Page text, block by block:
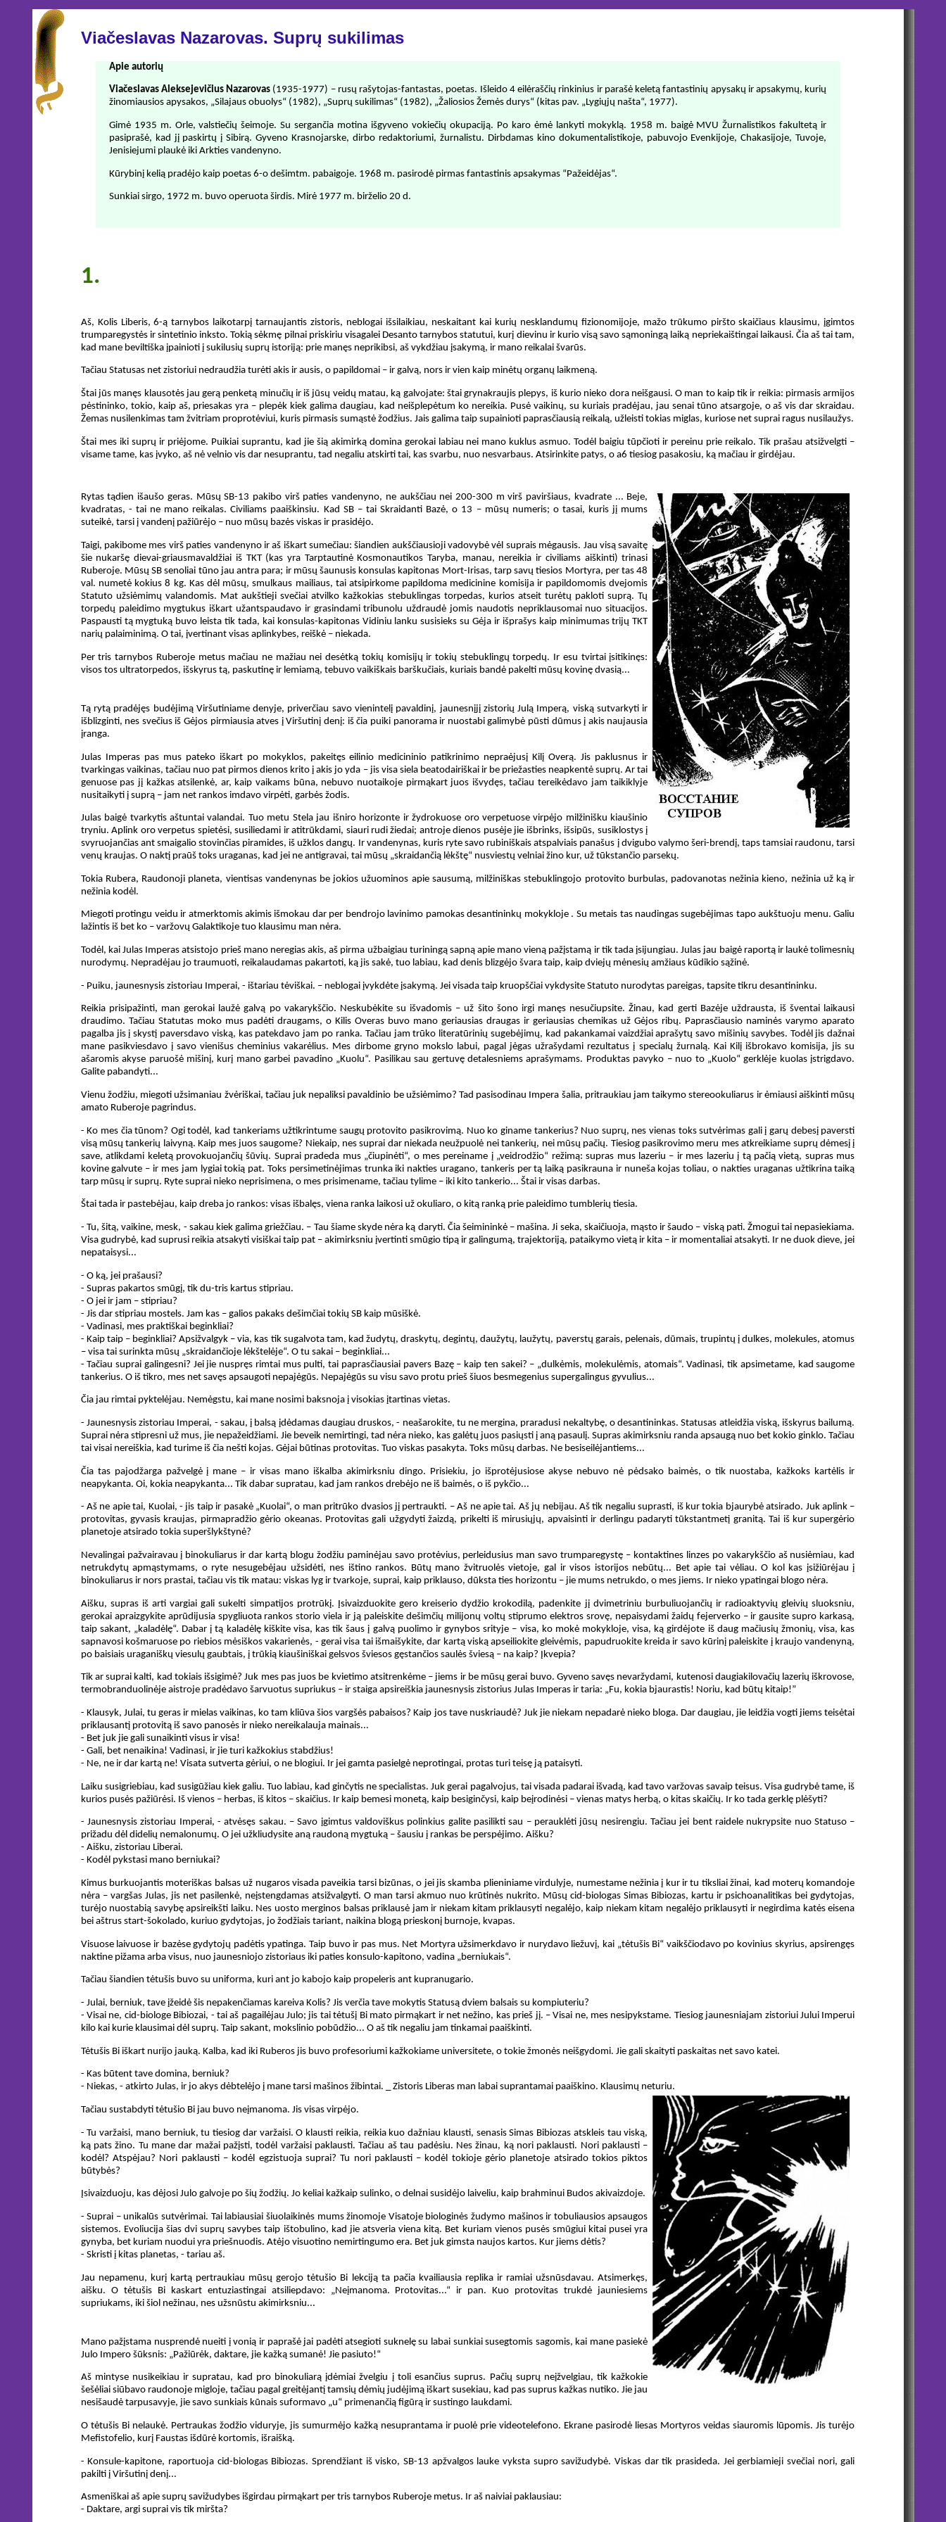
Viačeslavas Nazarovas. Suprų sukilimas
Apie autorių
Viačeslavas Aleksejevičius Nazarovas (1935-1977) – rusų rašytojas-fantastas, poetas. Išleido 4 eilėraščių rinkinius ir parašė keletą fantastinių apysakų ir apsakymų, kurių
žinomiausios apysakos, „Silajaus obuolys“ (1982), „Suprų sukilimas“ (1982), „Žaliosios Žemės durys“ (kitas pav. „Lygiųjų našta“, 1977).
Gimė 1935 m. Orle, valstiečių šeimoje. Su sergančia motina išgyveno vokiečių okupaciją. Po karo ėmė lankyti mokyklą. 1958 m. baigė MVU Žurnalistikos fakultetą ir
pasiprašė, kad jį paskirtų į Sibirą. Gyveno Krasnojarske, dirbo redaktoriumi, žurnalistu. Dirbdamas kino dokumentalistikoje, pabuvojo Evenkijoje, Chakasijoje, Tuvoje,
Jenisiejumi plaukė iki Arkties vandenyno.
Kūrybinį kelią pradėjo kaip poetas 6-o dešimtm. pabaigoje. 1968 m. pasirodė pirmas fantastinis apsakymas “Pažeidėjas“.
Sunkiai sirgo, 1972 m. buvo operuota širdis. Mirė 1977 m. birželio 20 d.
1.
Aš, Kolis Liberis, 6-ą tarnybos laikotarpį tarnaujantis zistoris, neblogai išsilaikiau, neskaitant kai kurių nesklandumų fizionomijoje, mažo trūkumo piršto skaičiaus klausimu, įgimtos
trumparegystės ir sintetinio inksto. Tokią sėkmę pilnai priskiriu visagalei Desanto tarnybos statutui, kurį dievinu ir kurio visą savo sąmoningą laiką nepriekaištingai laikausi. Čia aš tai tam,
kad mane beviltiška įpainioti į sukilusių suprų istoriją: prie manęs neprikibsi, aš vykdžiau įsakymą, ir mano reikalai švarūs.
Tačiau Statusas net zistoriui nedraudžia turėti akis ir ausis, o papildomai – ir galvą, nors ir vien kaip minėtų organų laikmeną.
Štai jūs manęs klausotės jau gerą penketą minučių ir iš jūsų veidų matau, ką galvojate: štai grynakraujis plepys, iš kurio nieko dora neišgausi. O man to kaip tik ir reikia: pirmasis armijos
pėstininko, tokio, kaip aš, priesakas yra – plepėk kiek galima daugiau, kad neišplepėtum ko nereikia. Pusė vaikinų, su kuriais pradėjau, jau senai tūno atsargoje, o aš vis dar skraidau.
Žemas nusilenkimas tam žvitriam proprotėviui, kuris pirmasis sumąstė žodžius. Jais galima taip supainioti paprasčiausią reikalą, užleisti tokias miglas, kuriose net suprai ragus nusilaužys.
Štai mes iki suprų ir priėjome. Puikiai suprantu, kad jie šią akimirką domina gerokai labiau nei mano kuklus asmuo. Todėl baigiu tūpčioti ir pereinu prie reikalo. Tik prašau atsižvelgti –
visame tame, kas įvyko, aš nė velnio vis dar nesuprantu, tad negaliu atskirti tai, kas svarbu, nuo nesvarbaus. Atsirinkite patys, o a6 tiesiog pasakosiu, ką mačiau ir girdėjau.
Rytas tądien išaušo geras. Mūsų SB-13 pakibo virš paties vandenyno, ne aukščiau nei 200-300 m virš paviršiaus, kvadrate ... Beje,
kvadratas, - tai ne mano reikalas. Civiliams paaiškinsiu. Kad SB – tai Skraidanti Bazė, o 13 – mūsų numeris; o tasai, kuris jį mums
suteikė, tarsi į vandenį pažiūrėjo – nuo mūsų bazės viskas ir prasidėjo.
Taigi, pakibome mes virš paties vandenyno ir aš iškart sumečiau: šiandien aukščiausioji vadovybė vėl suprais mėgausis. Jau visą savaitę
šie nukaršę dievai-griausmavaldžiai iš TKT (kas yra Tarptautinė Kosmonautikos Taryba, manau, nereikia ir civiliams aiškinti) trinasi
Ruberoje. Mūsų SB senoliai tūno jau antra para; ir mūsų šaunusis konsulas kapitonas Mort-Irisas, tarp savų tiesios Mortyra, per tas 48
val. numetė kokius 8 kg. Kas dėl mūsų, smulkaus mailiaus, tai atsipirkome papildoma medicinine komisija ir papildomomis dvejomis
Statuto užsiėmimų valandomis. Mat aukštieji svečiai atvilko kažkokias stebuklingas torpedas, kurios atseit turėtų pakloti suprą. Tų
torpedų paleidimo mygtukus iškart užantspaudavo ir grasindami tribunolu uždraudė jomis naudotis nepriklausomai nuo situacijos.
Paspausti tą mygtuką buvo leista tik tada, kai konsulas-kapitonas Vidiniu lanku susisieks su Gėja ir išprašys kaip minimumas trijų TKT
narių palaiminimą. O tai, įvertinant visas aplinkybes, reiškė – niekada.
Per tris tarnybos Ruberoje metus mačiau ne mažiau nei desėtką tokių komisijų ir tokių stebuklingų torpedų. Ir esu tvirtai įsitikinęs:
visos tos ultratorpedos, išskyrus tą, paskutinę ir lemiamą, tebuvo vaikiškais barškučiais, kuriais bandė pakelti mūsų kovinę dvasią...
Tą rytą pradėjęs budėjimą Viršutiniame denyje, priverčiau savo vienintelį pavaldinį, jaunesnįjį zistorių Julą Imperą, viską sutvarkyti ir
išblizginti, nes svečius iš Gėjos pirmiausia atves į Viršutinį denį: iš čia puiki panorama ir nuostabi galimybė pūsti dūmus į akis naujausia
įranga.
Julas Imperas pas mus pateko iškart po mokyklos, pakeitęs eilinio medicininio patikrinimo nepraėjusį Kilį Overą. Jis paklusnus ir
tvarkingas vaikinas, tačiau nuo pat pirmos dienos krito į akis jo yda – jis visa siela beatodairiškai ir be priežasties neapkentė suprų. Ar tai
genuose pas jį kažkas atsilenkė, ar, kaip vaikams būna, nebuvo nuotaikoje pirmąkart juos išvydęs, tačiau tereikėdavo jam taikiklyje
nusitaikyti į suprą – jam net rankos imdavo virpėti, garbės žodis.
Julas baigė tvarkytis aštuntai valandai. Tuo metu Stela jau išniro horizonte ir žydrokuose oro verpetuose virpėjo milžinišku kiaušinio
tryniu. Aplink oro verpetus spietėsi, susiliedami ir atitrūkdami, siauri rudi žiedai; antroje dienos pusėje jie išbrinks, išsipūs, susiklostys į
svyruojančias ant smaigalio stovinčias piramides, iš užklos dangų. Ir vandenynas, kuris ryte savo rubiniškais atspalviais panašus į dvigubo valymo šeri-brendį, taps tamsiai raudonu, tarsi
venų kraujas. O naktį praūš toks uraganas, kad jei ne antigravai, tai mūsų „skraidančią lėkštę“ nusviestų velniai žino kur, už tūkstančio parsekų.
Tokia Rubera, Raudonoji planeta, vientisas vandenynas be jokios užuominos apie sausumą, milžiniškas stebuklingojo protovito burbulas, padovanotas nežinia kieno, nežinia už ką ir
nežinia kodėl.
Miegoti protingu veidu ir atmerktomis akimis išmokau dar per bendrojo lavinimo pamokas desantininkų mokykloje . Su metais tas naudingas sugebėjimas tapo aukštuoju menu. Galiu
lažintis iš bet ko – varžovų Galaktikoje tuo klausimu man nėra.
Todėl, kai Julas Imperas atsistojo prieš mano neregias akis, aš pirma užbaigiau turiningą sapną apie mano vieną pažįstamą ir tik tada įsijungiau. Julas jau baigė raportą ir laukė tolimesnių
nurodymų. Nepradėjau jo traumuoti, reikalaudamas pakartoti, ką jis sakė, tuo labiau, kad denis blizgėjo švara taip, kaip dviejų mėnesių amžiaus kūdikio sąžinė.
- Puiku, jaunesnysis zistoriau Imperai, - ištariau tėviškai. – neblogai įvykdėte įsakymą. Jei visada taip kruopščiai vykdysite Statuto nurodytas pareigas, tapsite tikru desantininku.
Reikia prisipažinti, man gerokai laužė galvą po vakarykščio. Neskubėkite su išvadomis – už šito šono irgi manęs nesučiupsite. Žinau, kad gerti Bazėje uždrausta, iš šventai laikausi
draudimo. Tačiau Statutas moko mus padėti draugams, o Kilis Overas buvo mano geriausias draugas ir geriausias chemikas už Gėjos ribų. Paprasčiausio naminės varymo aparato
pagalba jis į skystį paversdavo viską, kas patekdavo jam po ranka. Tačiau jam trūko literatūrinių sugebėjimų, kad pakankamai vaizdžiai aprašytų savo mišinių savybes. Todėl jis dažnai
mane pasikviesdavo į savo vienišus cheminius vakarėlius. Mes dirbome gryno mokslo labui, pagal jėgas užrašydami rezultatus į specialų žurnalą. Kai Kilį išbrokavo komisija, jis su
ašaromis akyse paruošė mišinį, kurį mano garbei pavadino „Kuolu“. Pasilikau sau gertuvę detalesniems aprašymams. Produktas pavyko – nuo to „Kuolo“ gerklėje kuolas įstrigdavo.
Galite pabandyti...
Vienu žodžiu, miegoti užsimaniau žvėriškai, tačiau juk nepaliksi pavaldinio be užsiėmimo? Tad pasisodinau Impera šalia, pritraukiau jam taikymo stereookuliarus ir ėmiausi aiškinti mūsų
amato Ruberoje pagrindus.
- Ko mes čia tūnom? Ogi todėl, kad tankeriams užtikrintume saugų protovito pasikrovimą. Nuo ko giname tankerius? Nuo suprų, nes vienas toks sutvėrimas gali į garų debesį paversti
visą mūsų tankerių laivyną. Kaip mes juos saugome? Niekaip, nes suprai dar niekada neužpuolė nei tankerių, nei mūsų pačių. Tiesiog pasikrovimo meru mes atkreikiame suprų dėmesį į
save, atlikdami keletą provokuojančių šūvių. Suprai pradeda mus „čiupinėti“, o mes pereiname į „veidrodžio“ režimą: supras mus lazeriu – ir mes lazeriu į tą pačią vietą, supras mus
kovine galvute – ir mes jam lygiai tokią pat. Toks persimetinėjimas trunka iki nakties uragano, tankeris per tą laiką pasikrauna ir nuneša kojas toliau, o nakties uraganas užtikrina taiką
tarp mūsų ir suprų. Ryte suprai nieko neprisimena, o mes prisimename, tačiau tylime – iki kito tankerio... Štai ir visas darbas.
Štai tada ir pastebėjau, kaip dreba jo rankos: visas išbalęs, viena ranka laikosi už okuliaro, o kitą ranką prie paleidimo tumblerių tiesia.
- Tu, šitą, vaikine, mesk, - sakau kiek galima griežčiau. – Tau šiame skyde nėra ką daryti. Čia šeimininkė – mašina. Ji seka, skaičiuoja, mąsto ir šaudo – viską pati. Žmogui tai nepasiekiama.
Visa gudrybė, kad suprusi reikia atsakyti visiškai taip pat – akimirksniu įvertinti smūgio tipą ir galingumą, trajektoriją, pataikymo vietą ir kita – ir momentaliai atsakyti. Ir ne duok dieve, jei
nepataisysi...
- O ką, jei prašausi?
- Supras pakartos smūgį, tik du-tris kartus stipriau.
- O jei ir jam – stipriau?
- Jis dar stipriau mostels. Jam kas – galios pakaks dešimčiai tokių SB kaip mūsiškė.
- Vadinasi, mes praktiškai beginkliai?
- Kaip taip – beginkliai? Apsižvalgyk – via, kas tik sugalvota tam, kad žudytų, draskytų, degintų, daužytų, laužytų, paverstų garais, pelenais, dūmais, trupintų į dulkes, molekules, atomus
– visa tai surinkta mūsų „skraidančioje lėkštelėje“. O tu sakai – beginkliai...
- Tačiau suprai galingesni? Jei jie nuspręs rimtai mus pulti, tai paprasčiausiai pavers Bazę – kaip ten sakei? – „dulkėmis, molekulėmis, atomais“. Vadinasi, tik apsimetame, kad saugome
tankerius. O iš tikro, mes net savęs apsaugoti nepajėgūs. Nepajėgūs su visu savo protu prieš šiuos besmegenius supergalingus gyvulius...
Čia jau rimtai pyktelėjau. Nemėgstu, kai mane nosimi baksnoja į visokias įtartinas vietas.
- Jaunesnysis zistoriau Imperai, - sakau, į balsą įdėdamas daugiau druskos, - neašarokite, tu ne mergina, praradusi nekaltybę, o desantininkas. Statusas atleidžia viską, išskyrus bailumą.
Suprai nėra stipresni už mus, jie nepažeidžiami. Jie beveik nemirtingi, tad nėra nieko, kas galėtų juos pasiųsti į aną pasaulį. Supras akimirksniu randa apsaugą nuo bet kokio ginklo. Tačiau
tai visai nereiškia, kad turime iš čia nešti kojas. Gėjai būtinas protovitas. Tuo viskas pasakyta. Toks mūsų darbas. Ne besiseilėjantiems...
Čia tas pajodžarga pažvelgė į mane – ir visas mano iškalba akimirksniu dingo. Prisiekiu, jo išprotėjusiose akyse nebuvo nė pėdsako baimės, o tik nuostaba, kažkoks kartėlis ir
neapykanta. Oi, kokia neapykanta... Tik dabar supratau, kad jam rankos drebėjo ne iš baimės, o iš pykčio...
- Aš ne apie tai, Kuolai, - jis taip ir pasakė „Kuolai“, o man pritrūko dvasios jį pertraukti. – Aš ne apie tai. Aš jų nebijau. Aš tik negaliu suprasti, iš kur tokia bjaurybė atsirado. Juk aplink –
protovitas, gyvasis kraujas, pirmapradžio gėrio okeanas. Protovitas gali užgydyti žaizdą, prikelti iš mirusiųjų, apvaisinti ir derlingu padaryti tūkstantmetį granitą. Tai iš kur supergėrio
planetoje atsirado tokia superšlykštynė?
Nevalingai pažvairavau į binokuliarus ir dar kartą blogu žodžiu paminėjau savo protėvius, perleidusius man savo trumparegystę – kontaktines linzes po vakarykščio aš nusiėmiau, kad
netrukdytų apmąstymams, o ryte nesugebėjau užsidėti, nes ištino rankos. Būtų mano žvitruolės vietoje, gal ir visos istorijos nebūtų... Bet apie tai vėliau. O kol kas įsižiūrėjau į
binokuliarus ir nors prastai, tačiau vis tik matau: viskas lyg ir tvarkoje, suprai, kaip priklauso, dūksta ties horizontu – jie mums netrukdo, o mes jiems. Ir nieko ypatingai blogo nėra.
Aišku, supras iš arti vargiai gali sukelti simpatijos protrūkį. Įsivaizduokite gero kreiserio dydžio krokodilą, padenkite jį dvimetriniu burbuliuojančių ir radioaktyvių gleivių sluoksniu,
gerokai apraizgykite aprūdijusia spygliuota rankos storio viela ir ją paleiskite dešimčių milijonų voltų stiprumo elektros srovę, nepaisydami žaidų fejerverko – ir gausite supro karkasą,
taip sakant, „kaladėlę“. Dabar į tą kaladėlę kiškite visa, kas tik šaus į galvą puolimo ir gynybos srityje – visa, ko mokė mokykloje, visa, ką girdėjote iš daug mačiusių žmonių, visa, kas
sapnavosi košmaruose po riebios mėsiškos vakarienės, - gerai visa tai išmaišykite, dar kartą viską apseiliokite gleivėmis, papudruokite kreida ir savo kūrinį paleiskite į kraujo vandenyną,
po baisiais uraganiškų viesulų gaubtais, į trūkią kiaušiniškai gelsvos šviesos gęstančios saulės šviesą – na kaip? Įkvepia?
Tik ar suprai kalti, kad tokiais išsigimė? Juk mes pas juos be kvietimo atsitrenkėme – jiems ir be mūsų gerai buvo. Gyveno savęs nevaržydami, kutenosi daugiakilovačių lazerių iškrovose,
termobranduolinėje aistroje pradėdavo šarvuotus supriukus – ir staiga apsireiškia jaunesnysis zistorius Julas Imperas ir taria: „Fu, kokia bjaurastis! Noriu, kad būtų kitaip!”
- Klausyk, Julai, tu geras ir mielas vaikinas, ko tam kliūva šios vargšės pabaisos? Kaip jos tave nuskriaudė? Juk jie niekam nepadarė nieko bloga. Dar daugiau, jie leidžia vogti jiems teisėtai
priklausantį protovitą iš savo panosės ir nieko nereikalauja mainais...
- Bet juk jie gali sunaikinti visus ir visa!
- Gali, bet nenaikina! Vadinasi, ir jie turi kažkokius stabdžius!
- Ne, ne ir dar kartą ne! Visata sutverta gėriui, o ne blogiui. Ir jei gamta pasielgė neprotingai, protas turi teisę ją pataisyti.
Laiku susigriebiau, kad susigūžiau kiek galiu. Tuo labiau, kad ginčytis ne specialistas. Juk gerai pagalvojus, tai visada padarai išvadą, kad tavo varžovas savaip teisus. Visa gudrybė tame, iš
kurios pusės pažiūrėsi. Iš vienos – herbas, iš kitos – skaičius. Ir kaip bemesi monetą, kaip besiginčysi, kaip beįrodinėsi – vienas matys herbą, o kitas skaičių. Ir ko tada gerklę plėšyti?
- Jaunesnysis zistoriau Imperai, - atvėsęs sakau. – Savo įgimtus valdoviškus polinkius galite pasilikti sau – perauklėti jūsų nesirengiu. Tačiau jei bent raidele nukrypsite nuo Statuso –
prižadu dėl didelių nemalonumų. O jei užkliudysite aną raudoną mygtuką – šausiu į rankas be perspėjimo. Aišku?
- Aišku, zistoriau Liberai.
- Kodėl pykstasi mano berniukai?
Kimus burkuojantis moteriškas balsas už nugaros visada paveikia tarsi bizūnas, o jei jis skamba plieniniame virdulyje, numestame nežinia į kur ir tu tiksliai žinai, kad moterų komandoje
nėra – vargšas Julas, jis net pasilenkė, neįstengdamas atsižvalgyti. O man tarsi akmuo nuo krūtinės nukrito. Mūsų cid-biologas Simas Bibiozas, kartu ir psichoanalitikas bei gydytojas,
turėjo nuostabią savybę apsireikšti laiku. Nes uosto merginos balsas priklausė jam ir niekam kitam priklausyti negalėjo, kaip niekam kitam negalėjo priklausyti ir negirdima katės eisena
bei aštrus start-šokolado, kuriuo gydytojas, jo žodžiais tariant, naikina blogą prieskonį burnoje, kvapas.
Visuose laivuose ir bazėse gydytojų padėtis ypatinga. Taip buvo ir pas mus. Net Mortyra užsimerkdavo ir nurydavo liežuvį, kai „tėtušis Bi“ vaikščiodavo po kovinius skyrius, apsirengęs
naktine pižama arba visus, nuo jaunesniojo zistoriaus iki paties konsulo-kapitono, vadina „berniukais“.
Tačiau šiandien tėtušis buvo su uniforma, kuri ant jo kabojo kaip propeleris ant kupranugario.
- Julai, berniuk, tave įžeidė šis nepakenčiamas kareiva Kolis? Jis verčia tave mokytis Statusą dviem balsais su kompiuteriu?
- Visai ne, cid-biologe Bibiozai, - tai aš pagailėjau Julo; jis tai tėtušį Bi mato pirmąkart ir net nežino, kas prieš jį. – Visai ne, mes nesipykstame. Tiesiog jaunesniajam zistoriui Jului Imperui
kilo kai kurie klausimai dėl suprų. Taip sakant, mokslinio pobūdžio... O aš tik negaliu jam tinkamai paaiškinti.
Tėtušis Bi iškart nurijo jauką. Kalba, kad iki Ruberos jis buvo profesoriumi kažkokiame universitete, o tokie žmonės neišgydomi. Jie gali skaityti paskaitas net savo katei.
- Kas būtent tave domina, berniuk?
- Niekas, - atkirto Julas, ir jo akys dėbtelėjo į mane tarsi mašinos žibintai. _ Zistoris Liberas man labai suprantamai paaiškino. Klausimų neturiu.
Tačiau sustabdyti tėtušio Bi jau buvo neįmanoma. Jis visas virpėjo.
- Tu varžaisi, mano berniuk, tu tiesiog dar varžaisi. O klausti reikia, reikia kuo dažniau klausti, senasis Simas Bibiozas atskleis tau viską,
ką pats žino. Tu mane dar mažai pažįsti, todėl varžaisi paklausti. Tačiau aš tau padėsiu. Nes žinau, ką nori paklausti. Nori paklausti –
kodėl? Atspėjau? Nori paklausti – kodėl egzistuoja suprai? Tu nori paklausti – kodėl tokioje gėrio planetoje atsirado tokios piktos
būtybės?
Įsivaizduoju, kas dėjosi Julo galvoje po šių žodžių. Jo keliai kažkaip sulinko, o delnai susidėjo laiveliu, kaip brahminui Budos akivaizdoje.
- Suprai – unikalūs sutvėrimai. Tai labiausiai šiuolaikinės mums žinomoje Visatoje biologinės žudymo mašinos ir tobuliausios apsaugos
sistemos. Evoliucija šias dvi suprų savybes taip ištobulino, kad jie atsveria viena kitą. Bet kuriam vienos pusės smūgiui kitai pusei yra
gynyba, bet kuriam nuodui yra priešnuodis. Atėjo visuotino nemirtingumo era. Bet juk gimsta naujos kartos. Kur jiems dėtis?
- Skristi į kitas planetas, - tariau aš.
Jau nepamenu, kurį kartą pertraukiau mūsų gerojo tėtušio Bi lekciją ta pačia kvailiausia replika ir ramiai užsnūsdavau. Atsimerkęs,
aišku. O tėtušis Bi kaskart entuziastingai atsiliepdavo: „Neįmanoma. Protovitas...“ ir pan. Kuo protovitas trukdė jauniesiems
supriukams, iki šiol nežinau, nes užsnūstu akimirksniu...
Mano pažįstama nusprendė nueiti į vonią ir paprašė jai padėti atsegioti suknelę su labai sunkiai susegtomis sagomis, kai mane pasiekė
Julo Impero šūksnis: „Pažiūrėk, daktare, jie kažką sumanė! Jie pasiuto!“
Aš mintyse nusikeikiau ir supratau, kad pro binokuliarą įdėmiai žvelgiu į toli esančius suprus. Pačių suprų neįžvelgiau, tik kažkokie
šešėliai siūbavo raudonoje migloje, tačiau pagal greitėjantį tamsių dėmių judėjimą iškart susekiau, kad pas suprus kažkas nutiko. Jie jau
nesišaudė tarpusavyje, jie savo sunkiais kūnais suformavo „u“ primenančią figūrą ir sustingo laukdami.
O tėtušis Bi nelaukė. Pertraukas žodžio viduryje, jis sumurmėjo kažką nesuprantama ir puolė prie videotelefono. Ekrane pasirodė liesas Mortyros veidas siauromis lūpomis. Jis turėjo
Mefistofelio, kurį Faustas išdūrė kortomis, išraišką.
- Konsule-kapitone, raportuoja cid-biologas Bibiozas. Sprendžiant iš visko, SB-13 apžvalgos lauke vyksta supro savižudybė. Viskas dar tik prasideda. Jei gerbiamieji svečiai nori, gali
pakilti į Viršutinį denį...
Asmeniškai aš apie suprų savižudybes išgirdau pirmąkart per tris tarnybos Ruberoje metus. Ir aš naiviai paklausiau:
- Daktare, argi suprai vis tik miršta?